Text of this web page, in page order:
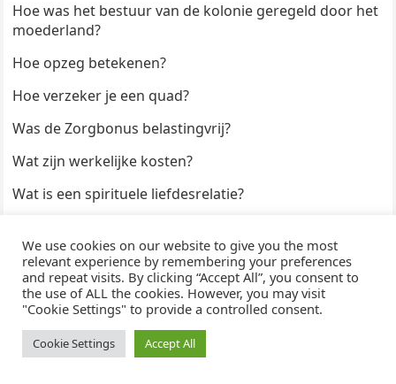
Hoe was het bestuur van de kolonie geregeld door het
moederland?
Hoe opzeg betekenen?
Hoe verzeker je een quad?
Was de Zorgbonus belastingvrij?
Wat zijn werkelijke kosten?
Wat is een spirituele liefdesrelatie?
Hoe duur zijn Keukendeurtjes?
© 2026WijzeAntwoorden- Thema doorWPEnjoy· Aangedreven door
WordPress
We use cookies on our website to give you the most
relevant experience by remembering your preferences
and repeat visits. By clicking “Accept All”, you consent to
the use of ALL the cookies. However, you may visit
"Cookie Settings" to provide a controlled consent.
Cookie Settings Accept All